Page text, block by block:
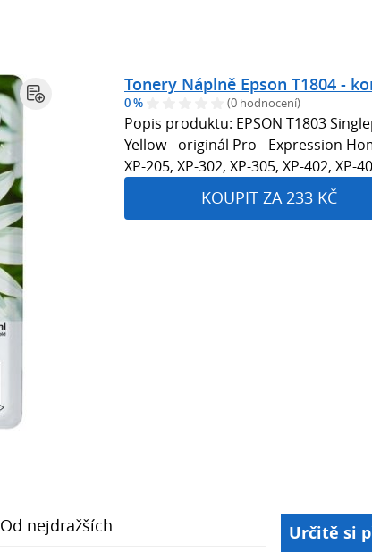
Tonery Náplně Epson T1804 -
0 % (0 hodnocení)
Popis produktu: EPSON T1803
Yellow - originál Pro - Expression
XP-205, XP-302, XP-305, XP-402, XP-
KOUPIT ZA 233 KČ
Od nejdražších Určitě si